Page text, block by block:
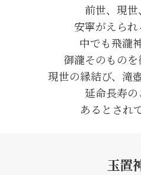
前世、現
安寧がえられ
中でも飛瀧
御瀧そのものを
現世の縁結び、滝
延命長寿
あるとされ
玉置